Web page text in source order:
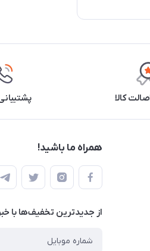
کالا
همراه ما باشید!
از جدید‌ترین تخفیف‌ها با‌